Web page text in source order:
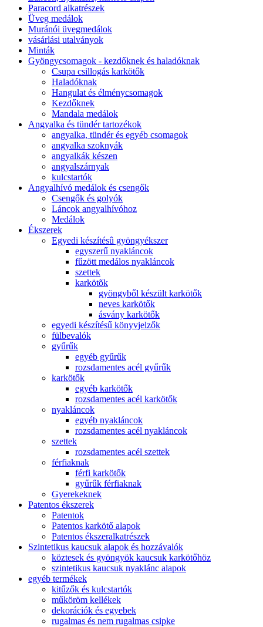
Paracord alkatrészek
Üveg medálok
Muránói üvegmedálok
vásárlási utalványok
Minták
Gyöngycsomagok - kezdőknek és haladóknak
Csupa csillogás karkötők
Haladóknak
Hangulat és élménycsomagok
Kezdőknek
Mandala medálok
Angyalka és tündér tartozékok
angyalka, tündér és egyéb csomagok
angyalka szoknyák
angyalkák készen
angyalszárnyak
kulcstartók
Angyalhívó medálok és csengők
Csengők és golyók
Láncok angyalhívóhoz
Medálok
Ékszerek
Egyedi készítésû gyöngyékszer
egyszerű nyakláncok
fűzött medálos nyakláncok
szettek
karkötõk
gyöngyből készült karkötők
neves karkötők
ásvány karkötők
egyedi készítésű könyvjelzők
fülbevalók
gyűrűk
egyéb gyűrűk
rozsdamentes acél gyűrűk
karkötők
egyéb karkötők
rozsdamentes acél karkötők
nyakláncok
egyéb nyakláncok
rozsdamentes acél nyakláncok
szettek
rozsdamentes acél szettek
férfiaknak
férfi karkötők
gyűrűk férfiaknak
Gyerekeknek
Patentos ékszerek
Patentok
Patentos karkötő alapok
Patentos ékszeralkatrészek
Szintetikus kaucsuk alapok és hozzávalók
köztesek és gyöngyök kaucsuk karkötőhöz
szintetikus kaucsuk nyaklánc alapok
egyéb termékek
kitűzők és kulcstartók
műköröm kellékek
dekorációk és egyebek
rugalmas és nem rugalmas csipke